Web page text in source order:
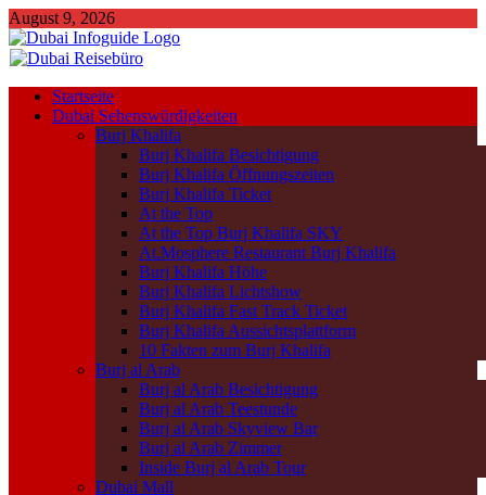
August 9, 2026
Startseite
Dubai Sehenswürdigkeiten
Burj Khalifa
Burj Khalifa Besichtigung
Burj Khalifa Öffnungszeiten
Burj Khalifa Ticket
At the Top
At the Top Burj Khalifa SKY
At.Mosphere Restaurant Burj Khalifa
Burj Khalifa Höhe
Burj Khalifa Lichtshow
Burj Khalifa Fast Track Ticket
Burj Khalifa Aussichtsplattform
10 Fakten zum Burj Khalifa
Burj al Arab
Burj al Arab Besichtigung
Burj al Arab Teestunde
Burj al Arab Skyview Bar
Burj al Arab Zimmer
Inside Burj al Arab Tour
Dubai Mall